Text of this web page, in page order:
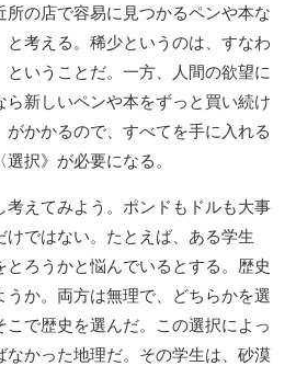
の店で容易に見つかるペンや本な
と考える。稀少というのは、すなわ
いうことだ。一方、人間の欲望に
ら新しいペンや本をずっと買い続け
かかるので、すべてを手に入れる
択》が必要になる。
考えてみよう。ポンドもドルも大事
けではない。たとえば、ある学生
ろうかと悩んでいるとする。歴史
うか。両方は無理で、どちらかを選
で歴史を選んだ。この選択によっ
かった地理だ。その学生は、砂漠